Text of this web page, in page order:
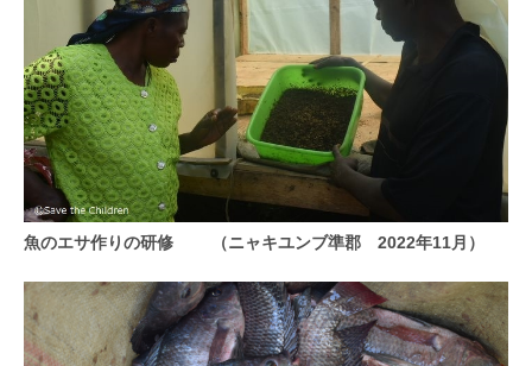
魚のエサ作りの研修 （ニャキユンブ準郡 2022年11月）